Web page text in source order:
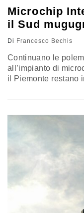
Microchip
il Sud
Di Francesco Bechis
Continuano le
all’impianto di
il Piemonte restano